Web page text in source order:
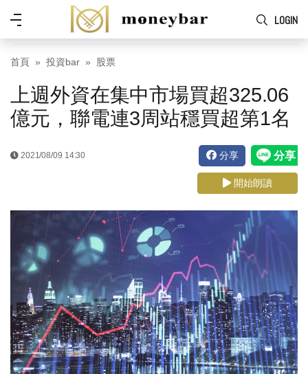
Skip to main content
LOGIN
功
能
表
首頁 投資bar 股票
上週外資在集中市場買超325.06
億元，聯電連3周站穩買超第1名
2021/08/09 14:30 分享
開始朗讀